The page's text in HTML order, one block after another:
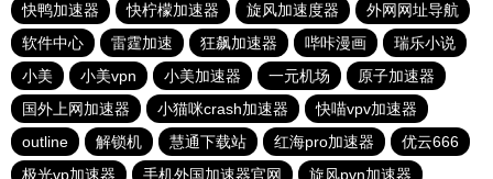
快鸭加速器
快柠檬加速器 旋风加速度器
外网网址导航
软件中心
雷霆加速 狂飙加速器 哔咔漫画
瑞乐小说
小美
小美vpn 小美加速器 一元机场
原子加速器
国外上网加速器
小猫咪crash加速器
快喵vpv加速器
outline
解锁机 慧通下载站 红海pro加速器
优云666
极光vp加速器
手机外国加速器官网 旋风pvn加速器